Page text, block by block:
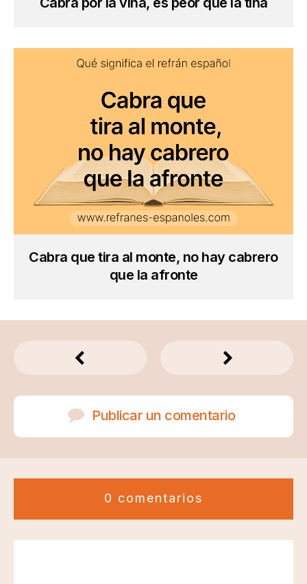
Cabra que tira al monte, no hay cabrero
que la afronte
Publicar un comentario
0 comentarios